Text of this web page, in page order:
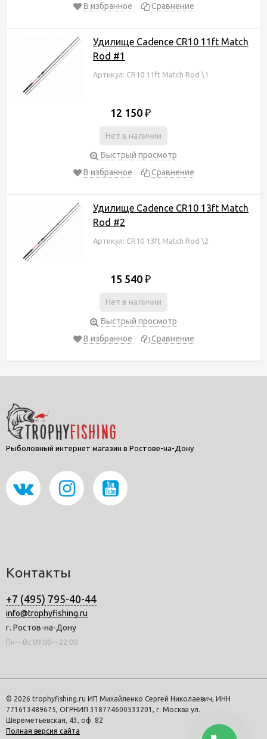
В избранное
Сравнение
Удилище Cadence CR10 11ft Match
Rod #1
Артикул: CR10 11ft Match Rod \1
12 150 ₽
Нет в наличии
Быстрый просмотр
В избранное
Сравнение
Удилище Cadence CR10 13ft Match
Rod #2
Артикул: CR10 13ft Match Rod \2
15 540 ₽
Нет в наличии
Быстрый просмотр
В избранное
Сравнение
Рыболовный интернет магазин в Ростове-на-Дону
Контакты
+7 (495) 795-40-44
info@trophyfishing.ru
г. Ростов-на-Дону
Пн—Вс 09:00—22:00
© 2026 trophyfishing.ru ИП Михайленко Сергей Николаевич, ИНН
771613489675, ОГРНИП 318774600533201, г. Москва ул.
Шереметьевская, 43, оф. 82
Полная версия сайта